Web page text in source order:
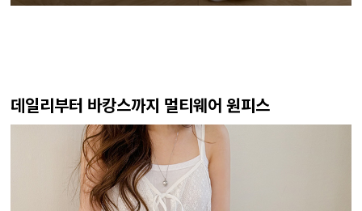
데일리부터 바캉스까지 멀티웨어 원피스